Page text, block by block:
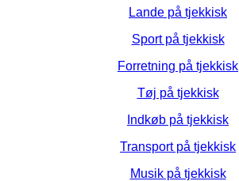
Lande på tjekkisk
Sport på tjekkisk
Forretning på tjekkisk
Tøj på tjekkisk
Indkøb på tjekkisk
Transport på tjekkisk
Musik på tjekkisk